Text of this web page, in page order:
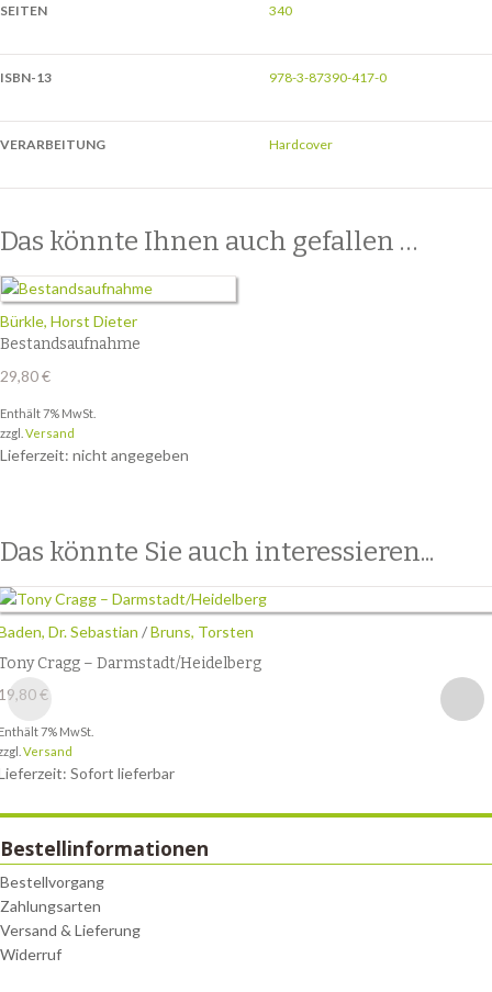
SEITEN 340
ISBN-13 978-3-87390-417-0
VERARBEITUNG Hardcover
Das könnte Ihnen auch gefallen …
Bürkle, Horst Dieter
Bestandsaufnahme
29,80€
Enthält 7% MwSt.
zzgl. Versand
Lieferzeit: nicht angegeben
Das könnte Sie auch interessieren...
Dr. Sebastian /Bruns, Torsten
Cragg – Darmstadt/Heidelberg
€
7% MwSt.
Versand
Sofort lieferbar
Bestellinformationen
Bestellvorgang
Zahlungsarten
Versand & Lieferung
Widerruf